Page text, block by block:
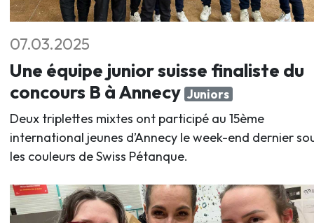
07.03.2025
Une équipe junior suisse finaliste du
concours B à Annecy Juniors
Deux triplettes mixtes ont participé au 15ème
international jeunes d’Annecy le week-end dernier
les couleurs de Swiss Pétanque.